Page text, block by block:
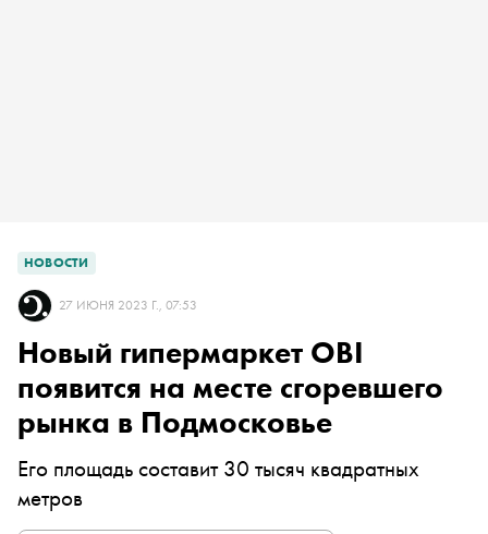
НОВОСТИ
27 ИЮНЯ 2023 Г., 07:53
Новый гипермаркет OBI
появится на месте сгоревшего
рынка в Подмосковье
Его площадь составит 30 тысяч квадратных
метров